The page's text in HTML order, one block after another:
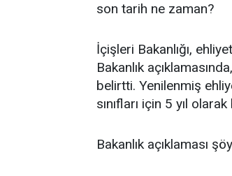
son tarih ne zaman?
İçişleri Bakanlığı,
Bakanlık
belirtti. Yenilenmiş
sınıfları için 5 yıl
Bakanlık açıklaması